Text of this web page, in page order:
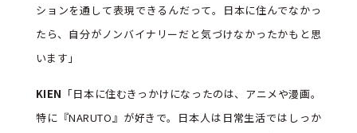
ションを通して表現できるんだって。日本に住んでなかっ
たら、自分がノンバイナリーだと気づけなかったかもと思
います」
KIEN 「日本に住むきっかけになったのは、アニメや漫画。
特に『NARUTO』が好きで。日本人は日常生活ではしっか